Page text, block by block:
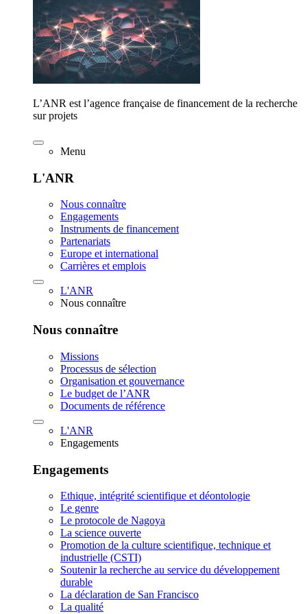
L’ANR est l’agence française de financement de la recherche
sur projets
Menu
L'ANR
Nous connaître
Engagements
Instruments de financement
Partenariats
Europe et international
Carrières et emplois
L'ANR
Nous connaître
Nous connaître
Missions
Processus de sélection
Organisation et gouvernance
Le budget de l’ANR
Documents de référence
L'ANR
Engagements
Engagements
Ethique, intégrité scientifique et déontologie
Le genre
Le protocole de Nagoya
La science ouverte
Promotion de la culture scientifique, technique et
industrielle (CSTI)
Soutenir la recherche au service du développement
durable
La déclaration de San Francisco
La qualité